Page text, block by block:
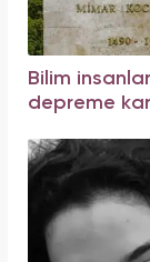
Bilim
depreme